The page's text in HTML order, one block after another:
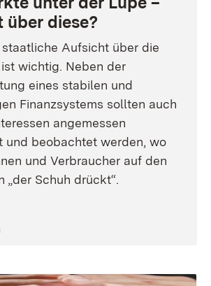
diese?
Aufsicht über die
wichtig. Neben der
eines stabilen und
Finanzsystems sollten auch
angemessen
und beobachtet werden, wo
und Verbraucher auf den
„der Schuh drückt“.